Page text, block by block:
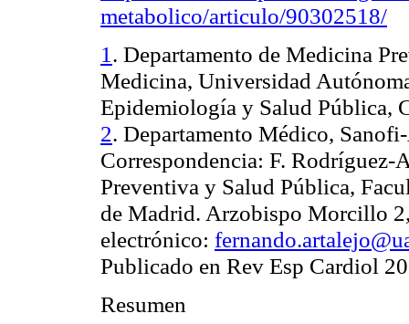
metabolico/articulo/90302518/
1 . Departamento de Medicina
Medicina, Universidad
Epidemiología y Salud Pública,
2. Departamento Médico,
Correspondencia: F. Rodríguez-
Preventiva y Salud Pública,
de Madrid. Arzobispo Morcillo
electrónico:
Publicado en Rev Esp Cardiol
Resumen